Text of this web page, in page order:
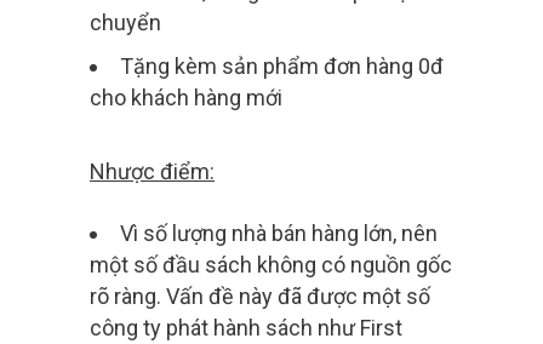
chuyển
Tặng kèm sản phẩm đơn hàng 0đ
cho khách hàng mới
Nhược điểm:
Vì số lượng nhà bán hàng lớn, nên
một số đầu sách không có nguồn gốc
rõ ràng. Vấn đề này đã được một số
công ty phát hành sách như First